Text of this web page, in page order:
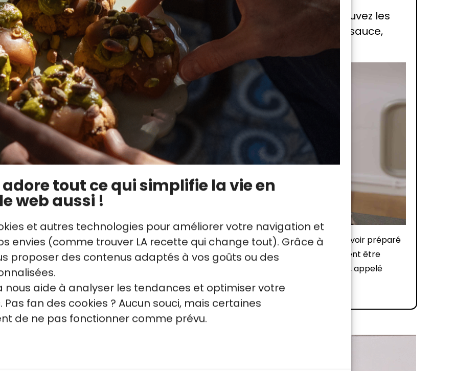
adore tout ce qui simplifie la vie en
web aussi !
et autres technologies pour améliorer votre navigation et
envies (comme trouver LA recette qui change tout). Grâce à
proposer des contenus adaptés à vos goûts ou des
nous aide à analyser les tendances et optimiser votre
Pas fan des cookies ? Aucun souci, mais certaines
de ne pas fonctionner comme prévu.
de bonite séchée, laissez infuser une minute, puis filtrez. Retrouvez les
dans la cuisine japonaise avec le cours vidéo du chef Seiichi Ito : sauce,
pas les algues
bouillon, coupez le feu
Comment réutiliser les algue kombu et la bonite ? Après avoir préparé
le Dashi, ne jetez pas le kombu et les katsuobushi. Ils peuvent être
utilisés une seconde fois pour préparer un Dashi plus léger, appelé
niban dashi, ou pour d'autres recettes.